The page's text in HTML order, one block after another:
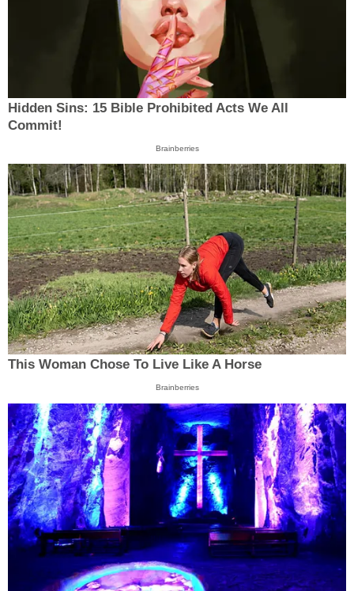
Hidden Sins: 15 Bible Prohibited Acts We All
Commit!
Brainberries
This Woman Chose To Live Like A Horse
Brainberries